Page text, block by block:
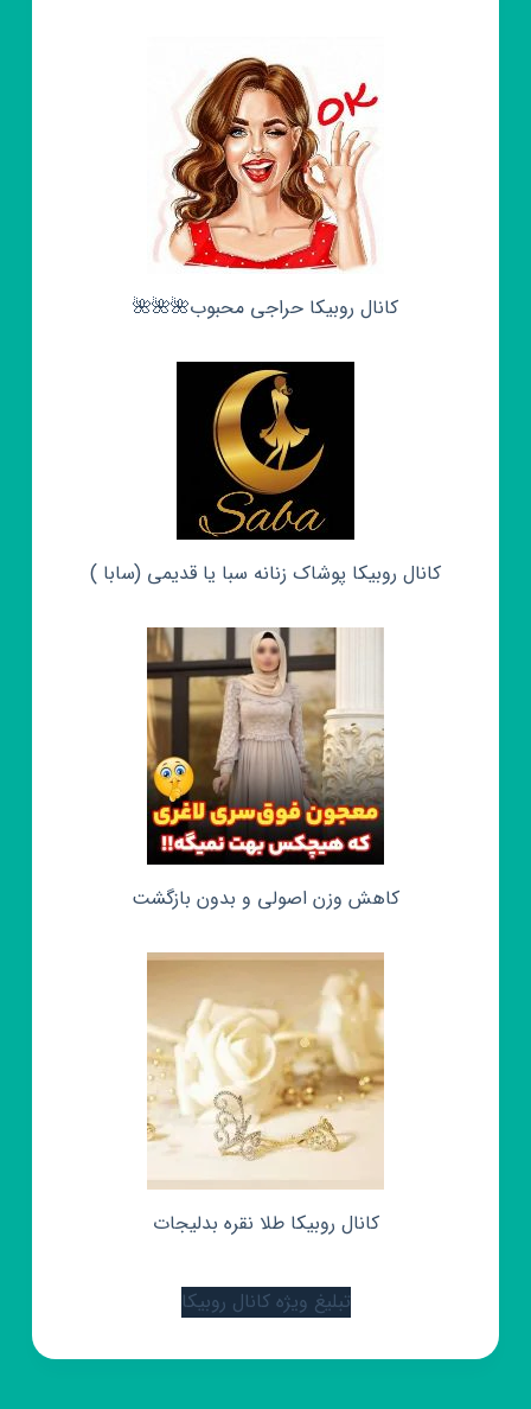
کانال روبیکا حراجی محبوب🌺🌺🌺
کانال روبیکا پوشاک زنانه سبا یا قدیمی (سابا )
کاهش وزن اصولی و بدون بازگشت
کانال روبیکا طلا نقره بدلیجات
تبلیغ ویژه کانال روبیکا